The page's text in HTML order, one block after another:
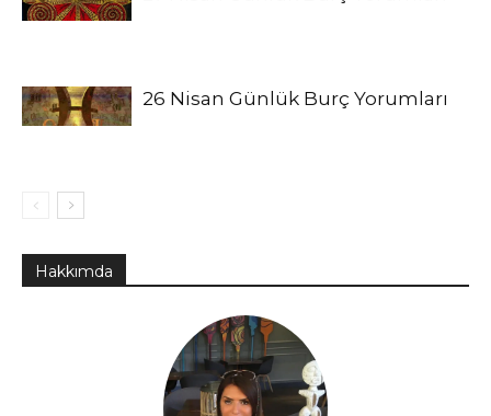
26 Nisan Günlük Burç Yorumları
Hakkımda